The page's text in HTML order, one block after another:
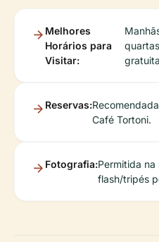
Melhores
Horários para
Visitar:
Reservas:
Café Tortoni.
Fotografia:Permitida na
flash/tripés